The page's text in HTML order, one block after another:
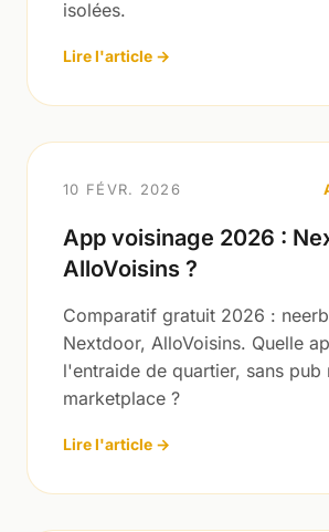
isolées.
Lire l'article →
10 FÉVR. 2026
App voisinage 2026 :
AlloVoisins ?
Comparatif gratuit 2026 :
Nextdoor, AlloVoisins. Quelle
l'entraide de quartier, sans pub
marketplace ?
Lire l'article →